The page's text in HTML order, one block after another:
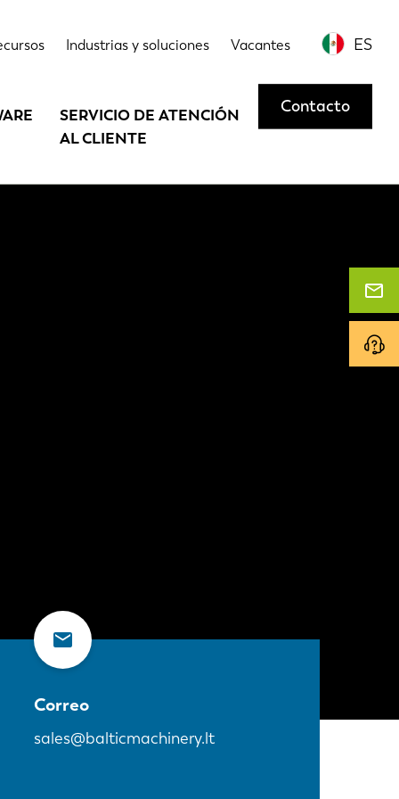
Industrias y soluciones Vacantes ES
SERVICIO DE ATENCIÓN
AL CLIENTE
Contacto
Correo
sales@balticmachinery.lt